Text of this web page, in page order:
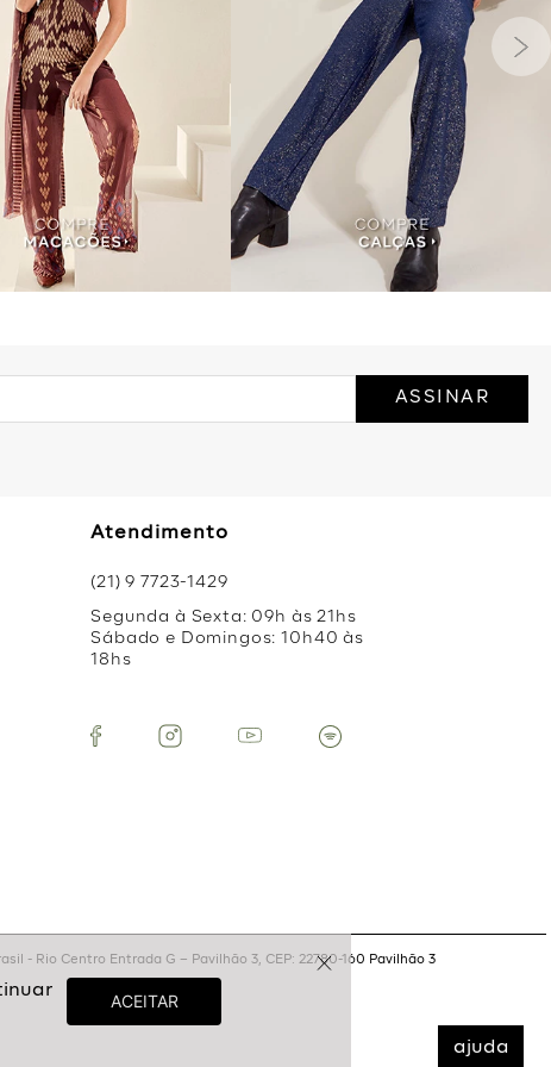
ajuda
ASSINAR
Atendimento
(21) 9 7723-1429
Segunda à Sexta: 09h às 21hs
Sábado e Domingos: 10h40 às
18hs
- Rio Centro Entrada G – Pavilhão 3, CEP: 22780-160 Pavilhão 3